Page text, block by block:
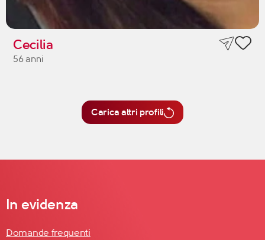
Cecilia
56 anni
Carica altri profili
In evidenza
Domande frequenti